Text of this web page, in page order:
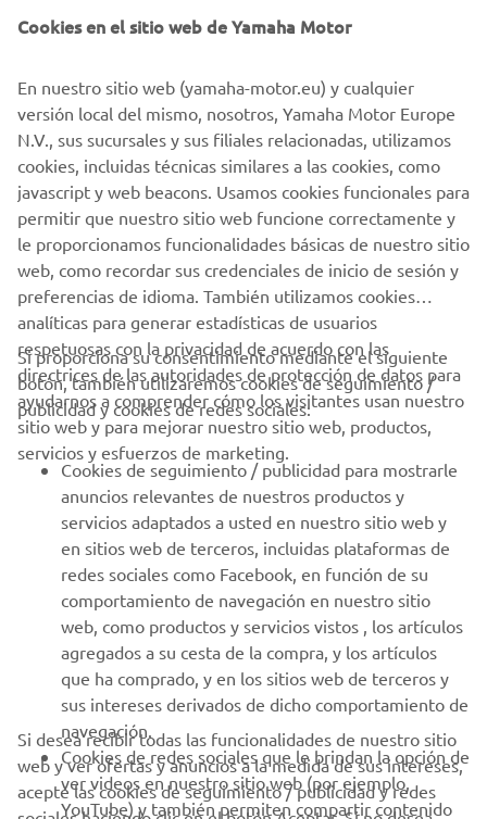
pesca en él será de captura y suelta donde lo permitan las
legislación y actuar de manera que tenga un impacto
mínimo en el medio ambiente.
Además, la persona o equipo ganador de cada fin de
semana tanto para la categoría de agua dulce como agua
salada tendrá un premio de 200€.
CORPORATIVO
PROFESIONALES
MÁS YAMAHA
AYUDA
BOLETÍN DE NOTICIAS
Sé el primero en enterarte de las últimas ofertas, eventos
especiales, novedades
Cookies en el sitio web de Yamaha Motor
En nuestro sitio web (yamaha-motor.eu) y cualquier
versión local del mismo, nosotros, Yamaha Motor Europe
N.V., sus sucursales y sus filiales relacionadas, utilizamos
cookies, incluidas técnicas similares a las cookies, como
javascript y web beacons. Usamos cookies funcionales para
permitir que nuestro sitio web funcione correctamente y
le proporcionamos funcionalidades básicas de nuestro sitio
web, como recordar sus credenciales de inicio de sesión y
preferencias de idioma. También utilizamos cookies
analíticas para generar estadísticas de usuarios
respetuosas con la privacidad de acuerdo con las
directrices de las autoridades de protección de datos para
ayudarnos a comprender cómo los visitantes usan nuestro
sitio web y para mejorar nuestro sitio web, productos,
servicios y esfuerzos de marketing.
Si proporciona su consentimiento mediante el siguiente
botón, también utilizaremos cookies de seguimiento /
publicidad y cookies de redes sociales:
Cookies de seguimiento / publicidad para mostrarle
anuncios relevantes de nuestros productos y
servicios adaptados a usted en nuestro sitio web y
en sitios web de terceros, incluidas plataformas de
redes sociales como Facebook, en función de su
comportamiento de navegación en nuestro sitio
web, como productos y servicios vistos , los artículos
agregados a su cesta de la compra, y los artículos
que ha comprado, y en los sitios web de terceros y
sus intereses derivados de dicho comportamiento de
navegación.
Cookies de redes sociales que le brindan la opción de
ver videos en nuestro sitio web (por ejemplo,
YouTube) y también permiten compartir contenido
Si desea recibir todas las funcionalidades de nuestro sitio
web y ver ofertas y anuncios a la medida de sus intereses,
acepte las cookies de seguimiento / publicidad y redes